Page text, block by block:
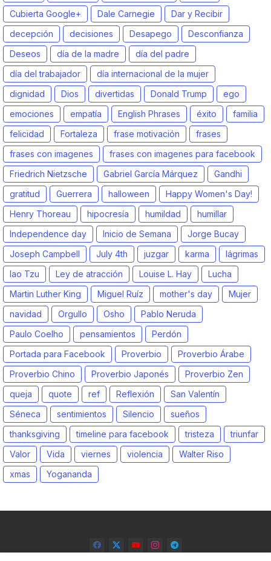
Cubierta Google+
Dale Carnegie
Dar y Recibir
decepción
decisiones Desapego
Desconfianza
Deseos
día de la madre
día del padre
día del trabajador
día internacional de la mujer
dignidad
Dios divertidas Donald Trump
ego
emociones
empatía English Phrases éxito
familia
felicidad
Fortaleza frase motivación
frases
frases con imagenes
frases con imagenes para facebook
Friedrich Nietzsche
Gabriel García Márquez
Gandhi
gratitud
Guerrera halloween
Happy Women's Day!
Henry Thoreau
hipocresía humildad
humillar
Independence day
Inicio de Semana
Jorge Bucay
Joseph Campbell
July 4th juzgar karma
lágrimas
lao Tzu
Ley de atracción Louise L. Hay
Lucha
Martin Luther King
Miguel Ruíz mother's day
Mujer
navidad
Orgullo Osho
Pablo Neruda
Paulo Coelho
pensamientos
Perdón
Portada para Facebook
Proverbio
Proverbio Árabe
Proverbio Chino
Proverbio Japonés
Proverbio Zen
queja
quote ref Reflexión
San Valentín
Séneca
sentimientos Silencio
sueños
thanksgiving
timeline para facebook tristeza
triunfar
Valor
Vida viernes violencia
Walter Riso
xmas
Yogananda